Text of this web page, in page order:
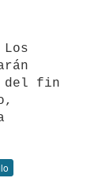
del fin